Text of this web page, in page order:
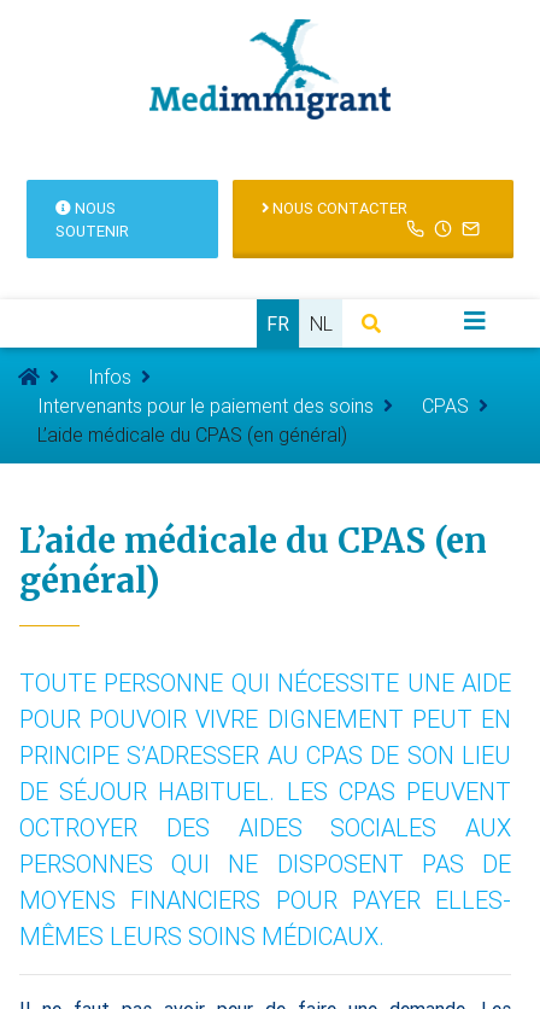
NOUS
SOUTENIR
NOUS CONTACTER
FR NL
Infos
Intervenants pour le paiement des soins
CPAS
L’aide médicale du CPAS (en général)
L’aide médicale du CPAS (en
général)
TOUTE PERSONNE QUI NÉCESSITE UNE AIDE
POUR POUVOIR VIVRE DIGNEMENT PEUT EN
PRINCIPE S’ADRESSER AU CPAS DE SON LIEU
DE SÉJOUR HABITUEL. LES CPAS PEUVENT
OCTROYER DES AIDES SOCIALES AUX
PERSONNES QUI NE DISPOSENT PAS DE
MOYENS FINANCIERS POUR PAYER ELLES-
MÊMES LEURS SOINS MÉDICAUX.